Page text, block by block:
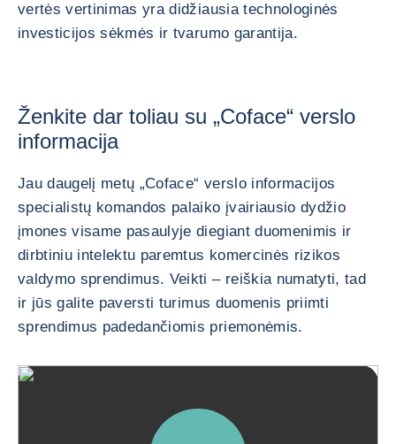
vertės vertinimas yra didžiausia technologinės
investicijos sėkmės ir tvarumo garantija.
Ženkite dar toliau su „Coface“ verslo
informacija
Jau daugelį metų „Coface“ verslo informacijos
specialistų komandos palaiko įvairiausio dydžio
įmones visame pasaulyje diegiant duomenimis ir
dirbtiniu intelektu paremtus komercinės rizikos
valdymo sprendimus. Veikti – reiškia numatyti, tad
ir jūs galite paversti turimus duomenis priimti
sprendimus padedančiomis priemonėmis.